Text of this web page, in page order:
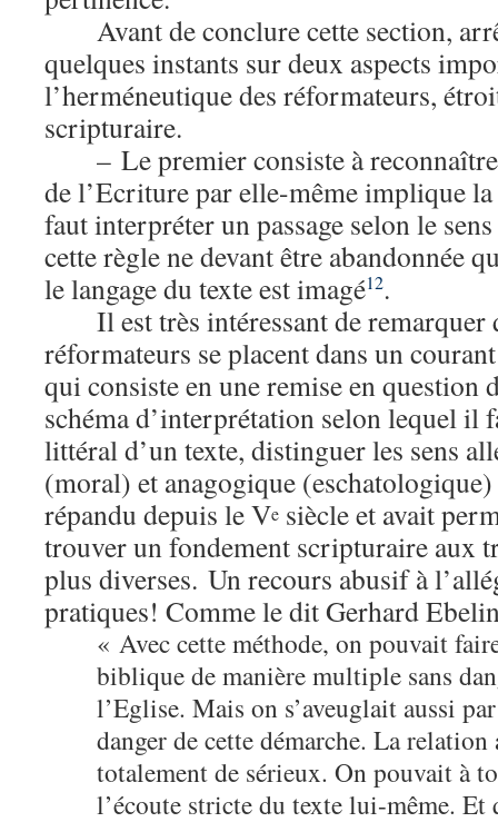
Avant de conclure cette section,
quelques instants sur deux aspects
l’herméneutique des réformateurs,
scripturaire.
– Le premier consiste à
de l’Ecriture par elle-même implique
faut interpréter un passage selon le
cette règle ne devant être abandonnée
le langage du texte est imagé12.
Il est très intéressant de remarquer
réformateurs se placent dans un
qui consiste en une remise en question
schéma d’interprétation selon lequel il
littéral d’un texte, distinguer les sens
(moral) et anagogique
répandu depuis le Ve siècle et avait
trouver un fondement scripturaire aux
plus diverses. Un recours abusif à
pratiques! Comme le dit Gerhard
« Avec cette méthode, on pouvait
biblique de manière multiple sans
l’Eglise. Mais on s’aveuglait aussi
danger de cette démarche. La
totalement de sérieux. On pouvait à
l’écoute stricte du texte lui-même.